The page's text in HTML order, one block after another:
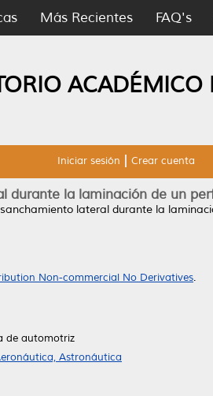
Más Recientes FAQ's
ACADÉMICO
Iniciar sesión Crear cuenta
durante la laminación de un
lateral durante la
Non-commercial No Derivatives.
de automotriz
Astronáutica